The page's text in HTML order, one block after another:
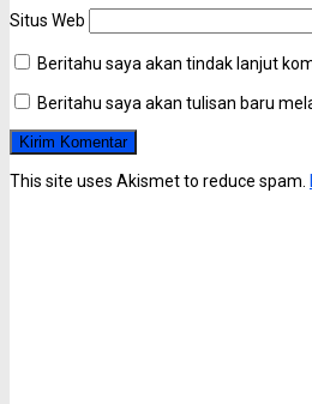
Situs Web
Beritahu saya akan tindak lanjut
Beritahu saya akan tulisan baru
This site uses Akismet to reduce spam.